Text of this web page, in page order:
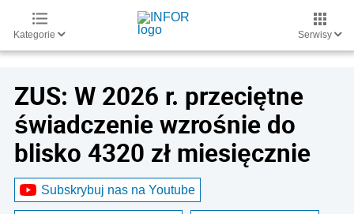
Kategorie Serwisy
ZUS: W 2026 r. przeciętne
świadczenie wzrośnie do
blisko 4320 zł miesięcznie
Subskrybuj nas na Youtube